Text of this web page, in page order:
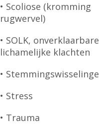
• Scoliose (kromming
rugwervel)
• SOLK, onverklaarbare
lichamelijke klachten
•
• Stress
• Trauma